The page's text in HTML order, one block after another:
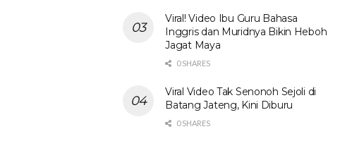
Viral! Video Ibu Guru Bahasa
Inggris dan Muridnya Bikin Heboh
Jagat Maya
0 SHARES
Viral Video Tak Senonoh Sejoli di
Batang Jateng, Kini Diburu
0 SHARES